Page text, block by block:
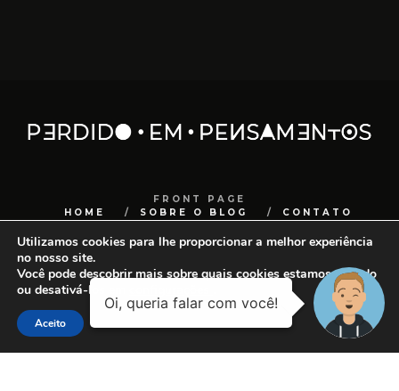
FRONT PAGE
HOME
SOBRE O BLOG CONTATO
COPYRIGHTSANCHOCOM
Utilizamos cookies para lhe proporcionar a melhor experiência
no nosso site.
Você pode descobrir mais sobre quais cookies estamos usando
ou desativá-los em
Aceito